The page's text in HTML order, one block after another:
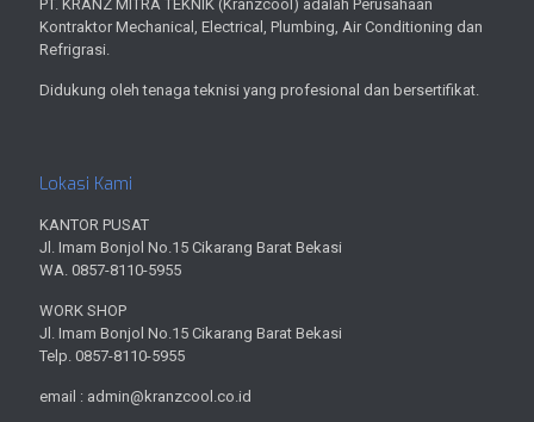
PT. KRANZ MITRA TEKNIK (Kranzcool) adalah Perusahaan
Kontraktor Mechanical, Electrical, Plumbing, Air Conditioning dan
Refrigrasi.
Didukung oleh tenaga teknisi yang profesional dan bersertifikat.
Lokasi Kami
KANTOR PUSAT
Jl. Imam Bonjol No.15 Cikarang Barat Bekasi
WA. 0857-8110-5955
WORK SHOP
Jl. Imam Bonjol No.15 Cikarang Barat Bekasi
Telp. 0857-8110-5955
email : admin@kranzcool.co.id